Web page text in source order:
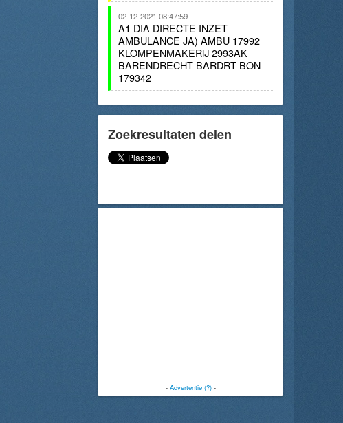
02-12-2021 08:47:59
A1 DIA DIRECTE INZET
AMBULANCE JA) AMBU 17992
KLOMPENMAKERIJ 2993AK
BARENDRECHT BARDRT BON
179342
Zoekresultaten delen
- Advertentie (?)-